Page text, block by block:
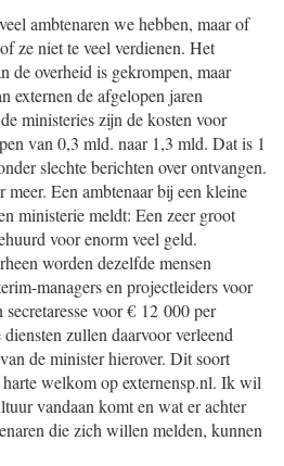
ambtenaren we hebben, maar of
ze niet te veel verdienen. Het
de overheid is gekrompen, maar
externen de afgelopen jaren
ministeries zijn de kosten voor
van 0,3 mld. naar 1,3 mld. Dat is 1
slechte berichten over ontvangen.
Een ambtenaar bij een kleine
ministerie meldt: Een zeer groot
voor enorm veel geld.
worden dezelfde mensen
managers en projectleiders voor
voor € 12 000 per
zullen daarvoor verleend
de minister hierover. Dit soort
welkom op externensp.nl. Ik wil
vandaan komt en wat er achter
die zich willen melden, kunnen